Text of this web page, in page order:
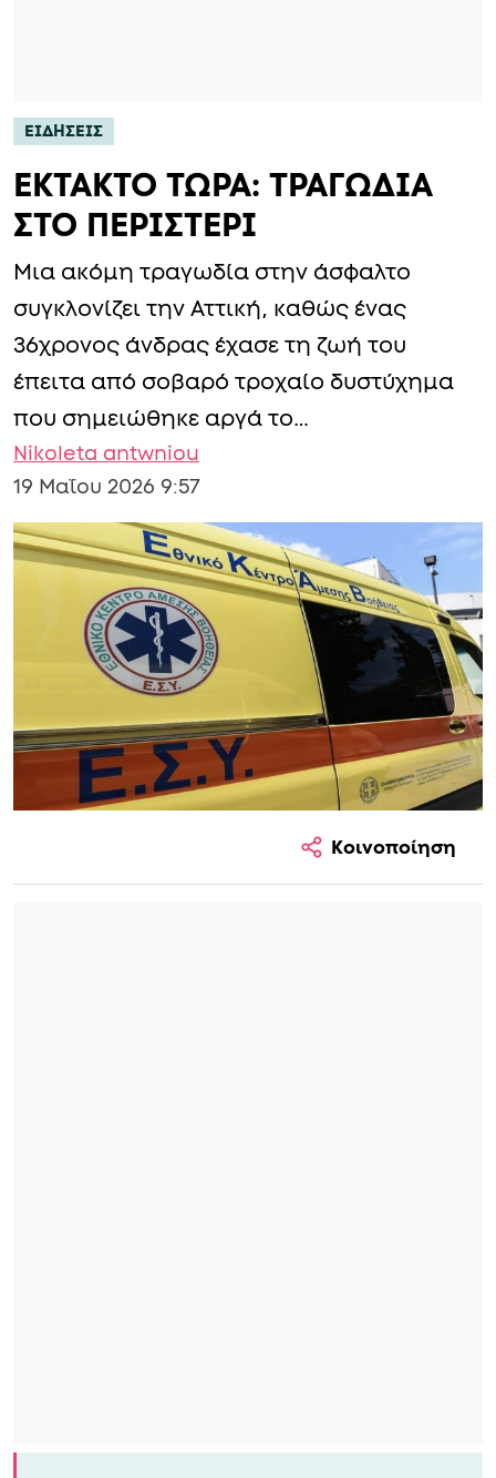
ΕΙΔΗΣΕΙΣ
ΕΚΤΑΚΤΟ ΤΩΡΑ: ΤΡΑΓΩΔΙΑ
ΣΤΟ ΠΕΡΙΣΤΕΡΙ
Μια ακόμη τραγωδία στην άσφαλτο
συγκλονίζει την Αττική, καθώς ένας
36χρονος άνδρας έχασε τη ζωή του
έπειτα από σοβαρό τροχαίο δυστύχημα
που σημειώθηκε αργά το…
Nikoleta antwniou
19 Μαΐου 2026 9:57
Κοινοποίηση